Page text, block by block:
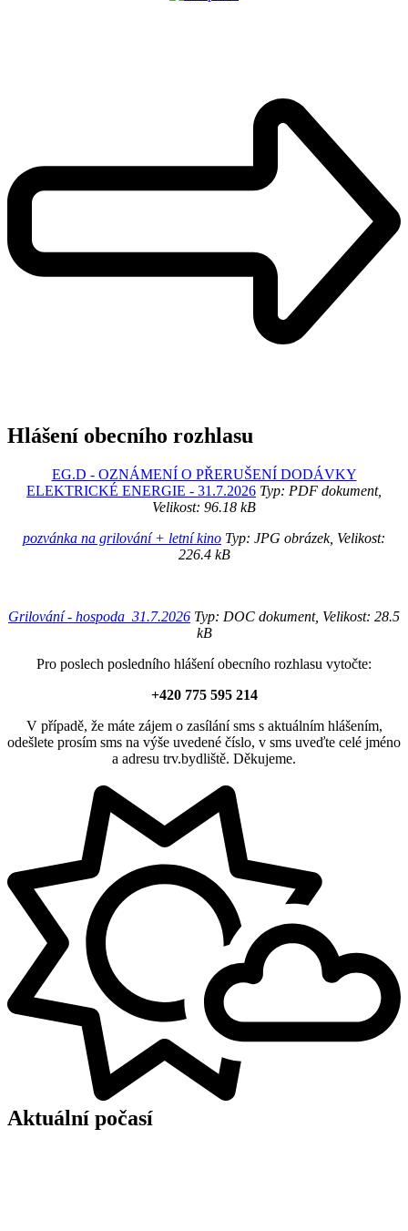
Hlášení obecního rozhlasu
EG.D - OZNÁMENÍ O PŘERUŠENÍ DODÁVKY
ELEKTRICKÉ ENERGIE - 31.7.2026 Typ: PDF dokument,
Velikost: 96.18 kB
pozvánka na grilování + letní kino Typ: JPG obrázek, Velikost:
226.4 kB
Grilování - hospoda_31.7.2026 Typ: DOC dokument, Velikost: 28.5
kB
Pro poslech posledního hlášení obecního rozhlasu vytočte:
+420 775 595 214
V případě, že máte zájem o zasílání sms s aktuálním hlášením,
odešlete prosím sms na výše uvedené číslo, v sms uveďte celé jméno
a adresu trv.bydliště. Děkujeme.
Aktuální počasí